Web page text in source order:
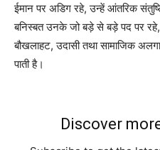
ईमान पर अडिग रहे, उन्हें आंतरिक
बनिस्बत उनके जो बड़े से बड़े पद पर
बौखलाहट, उदासी तथा सामाजिक
पाती है।
Discover more